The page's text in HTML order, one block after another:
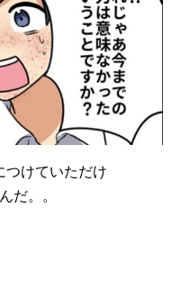
つけていただけ
だ。。